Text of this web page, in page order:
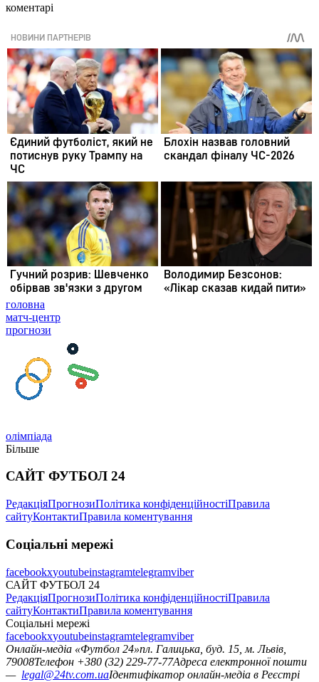
коментарі
головна
матч-центр
прогнози
олімпіада
Більше
САЙТ ФУТБОЛ 24
РедакціяПрогнозиПолітика конфіденційностіПравила
сайтуКонтактиПравила коментування
Соціальні мережі
facebookxyoutubeinstagramtelegramviber
САЙТ ФУТБОЛ 24
РедакціяПрогнозиПолітика конфіденційностіПравила
сайтуКонтактиПравила коментування
Соціальні мережі
facebookxyoutubeinstagramtelegramviber
Онлайн-медіа «Футбол 24»пл. Галицька, буд. 15, м. Львів,
79008Телефон +380 (32) 229-77-77Адреса електронної пошти
— legal@24tv.com.uaІдентифікатор онлайн-медіа в Реєстрі